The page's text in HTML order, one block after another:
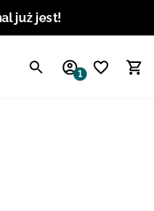
już jest!
1